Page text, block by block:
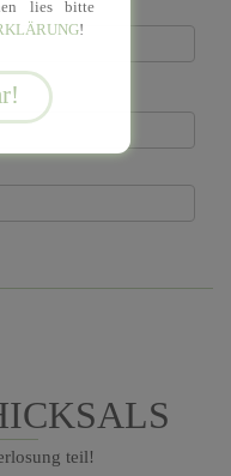
teil!
lies bitte
!